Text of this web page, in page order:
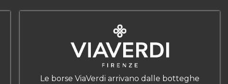
Le borse ViaVerdi arrivano dalle botteghe